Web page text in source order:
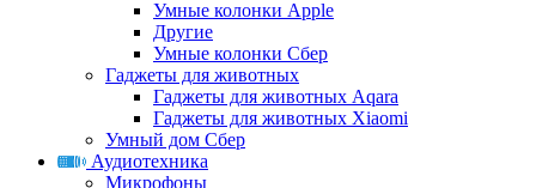
Умные колонки Apple
Другие
Умные колонки Сбер
Гаджеты для животных
Гаджеты для животных Aqara
Гаджеты для животных Xiaomi
Умный дом Сбер
Аудиотехника
Микрофоны